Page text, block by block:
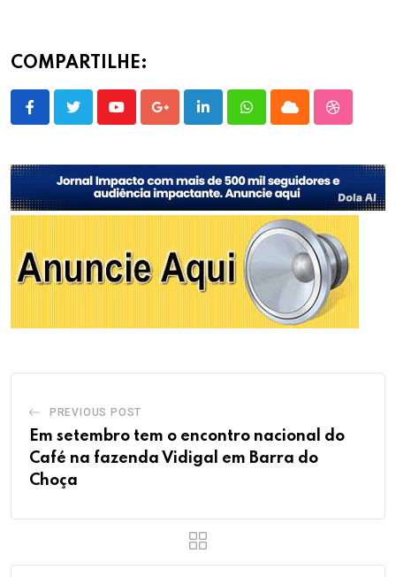
COMPARTILHE:
YoutubeGoogle+LinkedInWhatsappCloud
PREVIOUS POST
Em setembro tem o encontro nacional do
Café na fazenda Vidigal em Barra do
Choça